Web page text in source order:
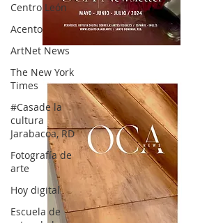
Centro León
Acento
ArtNet News
The New York
Times
#Casade la
cultura
Jarabacoa, RD
Fotografía de
arte
Hoy digital
Escuela de
OCA|News 32/ Mayo-Junio-Julio, 2023